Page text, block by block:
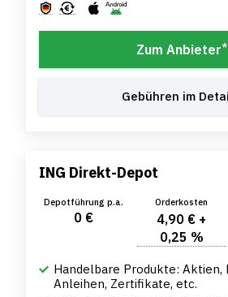
Zum Anbieter*
Gebühren im
ING Direkt-Depot
Depotführung p.a.
0 €
Orderkosten
4,90 € +
0,25 %
Handelbare Produkte: Aktien,
Anleihen, Zertifikate, etc.